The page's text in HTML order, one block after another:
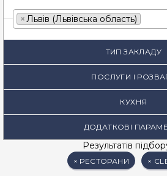
×Львів (Львівська область)
ТИП ЗАКЛАДУ
ПОСЛУГИ І
КУХНЯ
ДОДАТКОВІ
Результатів
× РЕСТОРАНИ ×